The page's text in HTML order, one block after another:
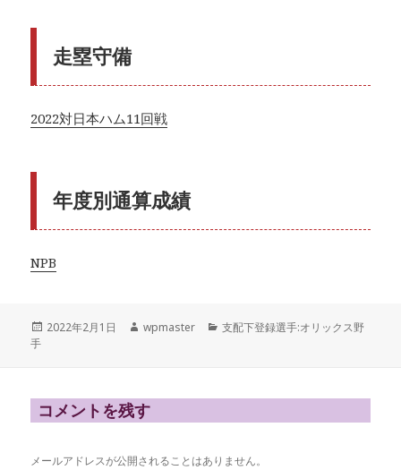
走塁守備
2022対日本ハム11回戦
年度別通算成績
NPB
投
2022年2月1日
作
wpmaster
カ
支配下登録選手:オリックス野
手
コメントを残す
メールアドレスが公開されることはありません。